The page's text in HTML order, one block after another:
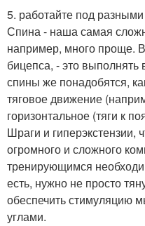
5. работайте под
Спина - наша самая
например, много проще.
бицепса, - это выполнять
спины же понадобятся,
тяговое движение
горизонтальное (тяги к
Шраги и гиперэкстензии,
огромного и сложного
тренирующимся
есть, нужно не просто
обеспечить стимуляцию
углами.